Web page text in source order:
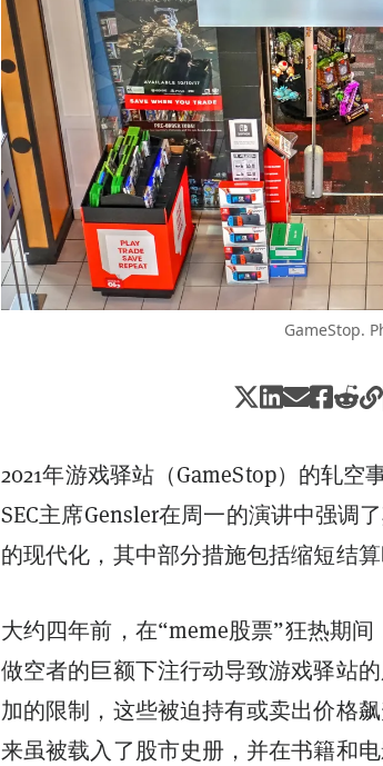
GameStop.
2021年游戏驿站（GameStop）的轧空
SEC主席Gensler在周一的演讲中强调
的现代化，其中部分措施包括缩短结算
大约四年前，在“meme股票”狂热期
做空者的巨额下注行动导致游戏驿站
加的限制，这些被迫持有或卖出价格
来虽被载入了股市史册，并在书籍和